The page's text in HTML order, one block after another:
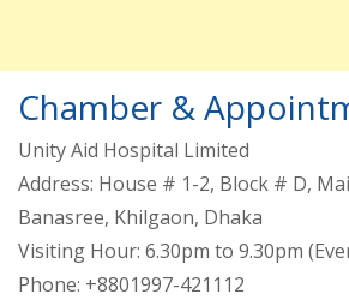
Chamber &
Unity Aid Hospital Limited
Address: House # 1-2, Block # D,
Banasree, Khilgaon, Dhaka
Visiting Hour: 6.30pm to 9.30pm
Phone: +8801997-421112